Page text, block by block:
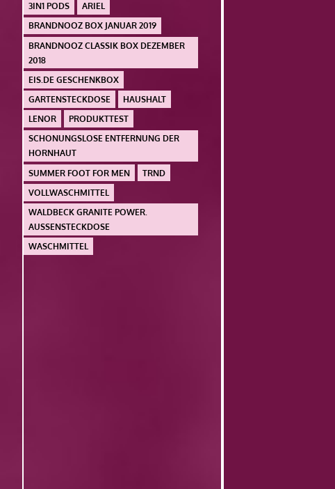
3IN1 PODS
ARIEL
BRANDNOOZ BOX JANUAR 2019
BRANDNOOZ CLASSIK BOX DEZEMBER
2018
EIS.DE GESCHENKBOX
GARTENSTECKDOSE
HAUSHALT
LENOR
PRODUKTTEST
SCHONUNGSLOSE ENTFERNUNG DER
HORNHAUT
SUMMER FOOT FOR MEN
TRND
VOLLWASCHMITTEL
WALDBECK GRANITE POWER.
AUSSENSTECKDOSE
WASCHMITTEL